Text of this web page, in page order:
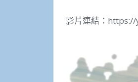
影片連結：